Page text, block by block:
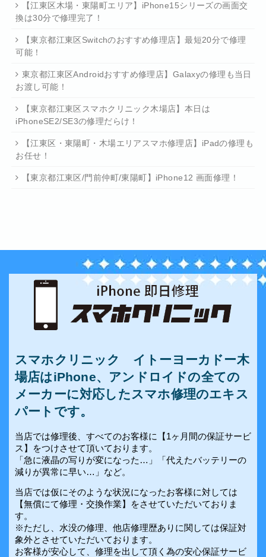
【江東区木場・東陽町エリア】iPhone15シリーズの画面交
換は30分で修理完了！
【東京都江東区Switchのおすすめ修理店】最短20分で修理
可能！
東京都江東区Androidおすすめ修理店】Galaxyの修理も当日
お渡し可能！
【東京都江東区スマホクリニック木場店】本日は
iPhoneSE2/SE3の修理だらけ！
【江東区・東陽町・木場エリアスマホ修理店】iPadの修理も
お任せ！
【東京都江東区/門前仲町/東陽町】iPhone12 画面修理！
スマホクリニック イトーヨーカドー木
場店はiPhone、アンドロイドの全ての
メーカーに対応したスマホ修理のエキス
パートです。
当店では修理後、すべてのお客様に【1ヶ月間の保証サービ
ス】をつけさせて頂いております。
「急に液晶の写りが変になった…」「代えたバッテリーの
減りが異常に早い…」など。
当店では仮にそのような状況になったお客様に対しては
【無償にて修理・交換作業】をさせていただいておりま
す。
※ただし、水没の修理、他店修理歴ありに関しては保証対
象外とさせていただいております。
お客様が安心して、修理を出して頂く為の安心保証サービ